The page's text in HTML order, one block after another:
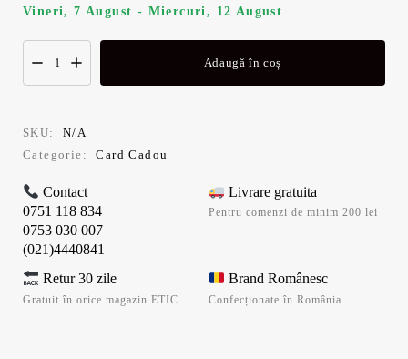
Vineri, 7 August - Miercuri, 12 August
Adaugă în coș
SKU:
N/A
Categorie:
Card Cadou
Contact
0751 118 834
0753 030 007
(021)4440841
Livrare gratuita
Pentru comenzi de minim 200 lei
Retur 30 zile
Gratuit în orice magazin ETIC
Brand Românesc
Confecționate în România